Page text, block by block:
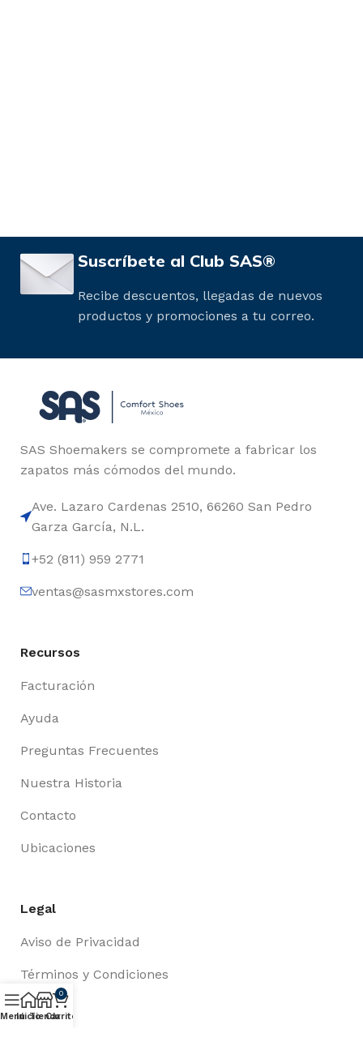
Suscríbete al Club SAS®
Recibe descuentos, llegadas de nuevos
productos y promociones a tu correo.
SAS Shoemakers se compromete a fabricar los
zapatos más cómodos del mundo.
Ave. Lazaro Cardenas 2510, 66260 San Pedro
Garza García, N.L.
+52 (811) 959 2771
ventas@sasmxstores.com
Recursos
Facturación
Ayuda
Preguntas Frecuentes
Nuestra Historia
Contacto
Ubicaciones
Legal
Aviso de Privacidad
Términos y Condiciones
Envíos
MenúInicioTienda
0
Carrito